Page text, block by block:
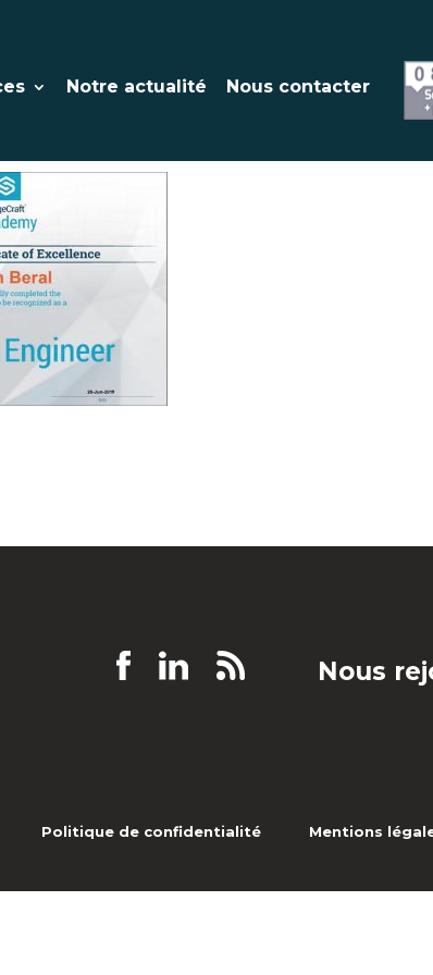
Notre actualité Nous contacter
numerique-
Nous
Politique de confidentialité Mentions